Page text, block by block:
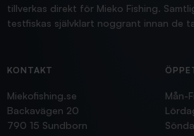
tillverkas direkt för Mieko Fishing.
testfiskas självklart noggrant innan de
KONTAKT
Miekofishing.se
Backavägen 20
790 15 Sundborn
Mån-